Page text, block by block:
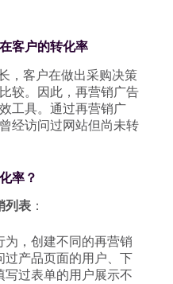
客户的转化率
，客户在做出采购决策
较。因此，再营销广告
工具。通过再营销广
经访问过网站但尚未转
率？
列表：
为，创建不同的再营销
产品页面的用户、下
写过表单的用户展示不